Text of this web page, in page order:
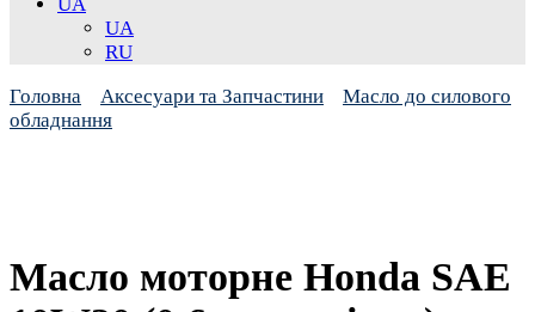
UA
RU
Головна
Аксесуари та Запчастини
Масло до силового
обладнання
Масло моторне Honda SAE